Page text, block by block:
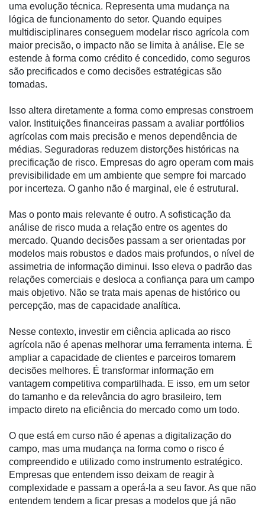
Dados
e
Análise
E-
Commerce
da
Agricultura
Vertical
Software
Empresarial
Tecnologia
Recursos
Hídricos
Membros
Liberali
Netrin
Tecprime
Agro
Lean
Way
Consulting
ONE
CHB
uma evolução técnica. Representa uma mudança na
lógica de funcionamento do setor. Quando equipes
multidisciplinares conseguem modelar risco agrícola com
maior precisão, o impacto não se limita à análise. Ele se
estende à forma como crédito é concedido, como seguros
são precificados e como decisões estratégicas são
tomadas.
Isso altera diretamente a forma como empresas constroem
valor. Instituições financeiras passam a avaliar portfólios
agrícolas com mais precisão e menos dependência de
médias. Seguradoras reduzem distorções históricas na
precificação de risco. Empresas do agro operam com mais
previsibilidade em um ambiente que sempre foi marcado
por incerteza. O ganho não é marginal, ele é estrutural.
Mas o ponto mais relevante é outro. A sofisticação da
análise de risco muda a relação entre os agentes do
mercado. Quando decisões passam a ser orientadas por
modelos mais robustos e dados mais profundos, o nível de
assimetria de informação diminui. Isso eleva o padrão das
relações comerciais e desloca a confiança para um campo
mais objetivo. Não se trata mais apenas de histórico ou
percepção, mas de capacidade analítica.
Nesse contexto, investir em ciência aplicada ao risco
agrícola não é apenas melhorar uma ferramenta interna. É
ampliar a capacidade de clientes e parceiros tomarem
decisões melhores. É transformar informação em
vantagem competitiva compartilhada. E isso, em um setor
do tamanho e da relevância do agro brasileiro, tem
impacto direto na eficiência do mercado como um todo.
O que está em curso não é apenas a digitalização do
campo, mas uma mudança na forma como o risco é
compreendido e utilizado como instrumento estratégico.
Empresas que entendem isso deixam de reagir à
complexidade e passam a operá-la a seu favor. As que não
entendem tendem a ficar presas a modelos que já não